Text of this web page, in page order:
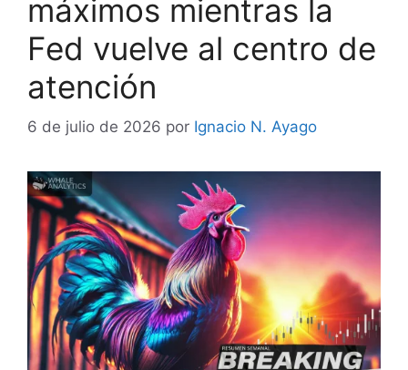
máximos mientras la
Fed vuelve al centro de
atención
6 de julio de 2026 por Ignacio N. Ayago